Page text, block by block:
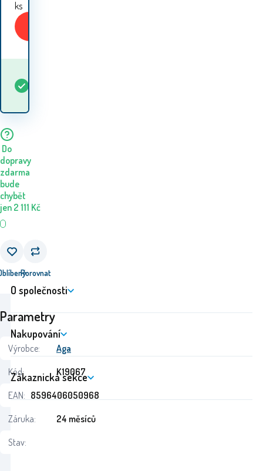
ks
Do
dopravy
zdarma
bude
chybět
jen 2 111 Kč
Porovnat
Parametry
Výrobce:
Aga
Kód:
K19067
EAN: 8596406050968
Záruka:
24 měsíců
Stav:
O společnosti
Nakupování
Zákaznická sekce